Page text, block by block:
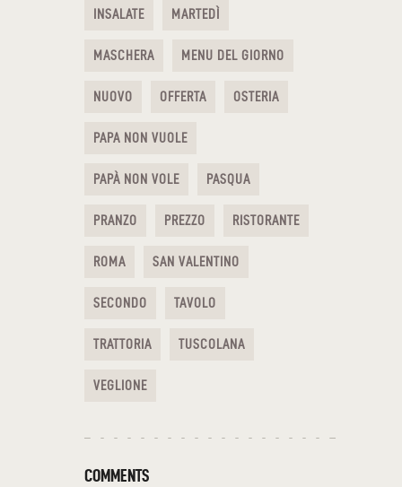
INSALATE MARTEDÌ
MASCHERA MENU DEL GIORNO
NUOVO OFFERTA OSTERIA
PAPA NON VUOLE
PAPÀ NON VOLE PASQUA
PRANZO PREZZO RISTORANTE
ROMA SAN VALENTINO
SECONDO TAVOLO
TRATTORIA TUSCOLANA
VEGLIONE
COMMENTS